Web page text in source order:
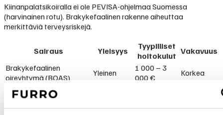
Kiinanpalatsikoiralla ei ole PEVISA-ohjelmaa Suomessa
(harvinainen rotu). Brakykefaalinen rakenne aiheuttaa
merkittäviä terveysriskejä.
Sairaus Yleisyys
Tyypilliset
hoitokulut Vakavuus
Brakykefaalinen
oireyhtymä (BOAS)
Yleinen
1 000 – 3
000 €
Korkea
Silmäsairaudet
(sarveiskalvon
haavaumat)